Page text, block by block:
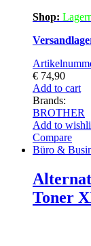
Shop:
€ 74,90
Add to cart
Brands:
BROTHER
Add to
Compare
Büro &
Toner